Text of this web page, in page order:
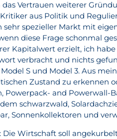
das Vertrauen weiterer
aus Politik und
spezieller Markt mit
diese Frage schonmal
Kapitalwert erzielt, ich
verbracht und nichts
S und Model 3. Aus
Zustand zu erkennen
Powerpack- and Powerwall-
schwarzwald,
Sonnenkollektoren und
Die Wirtschaft soll